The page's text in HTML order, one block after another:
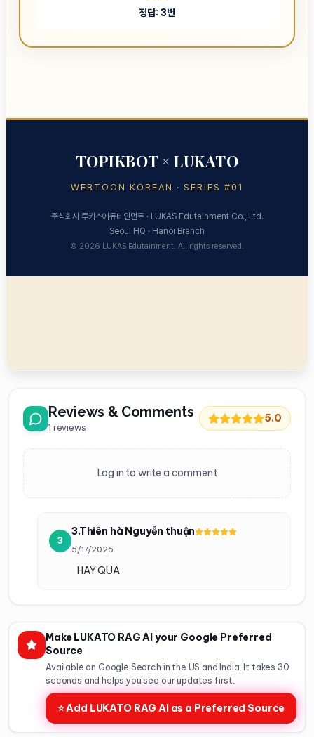
Reviews & Comments
1 reviews
5.0
Log in to write a comment
3
3.Thiên hà Nguyễn thuận
5/17/2026
HAY QUA
Make LUKATO RAG AI your Google Preferred
Source
Available on Google Search in the US and India. It takes 30
seconds and helps you see our updates first.
⭐ Add LUKATO RAG AI as a Preferred Source